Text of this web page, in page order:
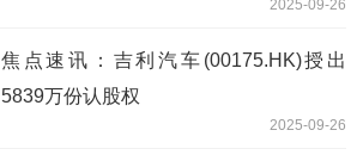
2025-09-26
焦点速讯：吉利汽车(00175.HK)授出
5839万份认股权
2025-09-26